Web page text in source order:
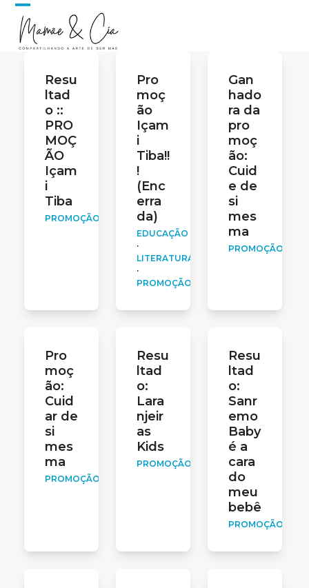
Skip
content
Open
mobile
Close
mobile
Resu
ltad
o ::
PRO
MOÇ
ÃO
Içam
i
Tiba
PROMOÇÃO
Pro
moç
ão
Içam
i
Tiba!!
!
(Enc
erra
da)
EDUCAÇÃO
·
LITERATURA
·
PROMOÇÃO
Gan
hado
ra da
pro
moç
ão:
Cuid
e de
si
mes
ma
PROMOÇÃO
Pro
moç
ão:
Cuid
ar de
si
mes
ma
PROMOÇÃO
Resu
ltad
o:
Lara
njeir
as
Kids
PROMOÇÃO
Resu
ltad
o:
Sanr
emo
Baby
é a
cara
do
meu
bebê
PROMOÇÃO